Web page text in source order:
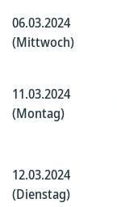
06.03.2024
(Mittwoch)
11.03.2024
(Montag)
12.03.2024
(Dienstag)